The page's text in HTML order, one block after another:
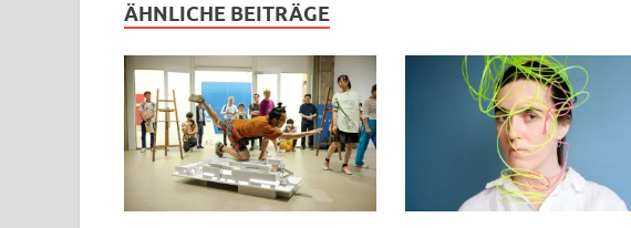
ÄHNLICHE BEITRÄGE